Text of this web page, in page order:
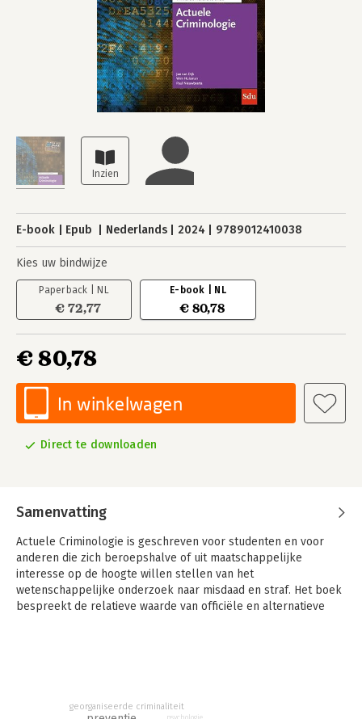
E-book Epub Nederlands 2024 9789012410038
Kies uw bindwijze
Paperback | NL
€ 72,77
E-book | NL
€ 80,78
€ 80,78
In winkelwagen
Direct te downloaden
Samenvatting
Actuele Criminologie is geschreven voor studenten en voor
anderen die zich beroepshalve of uit maatschappelijke
interesse op de hoogte willen stellen van het
wetenschappelijke onderzoek naar misdaad en straf. Het boek
bespreekt de relatieve waarde van officiële en alternatieve
In Actuele Criminologie, al ruim 30 jaar het meest
georganiseerde criminaliteit
psychologie